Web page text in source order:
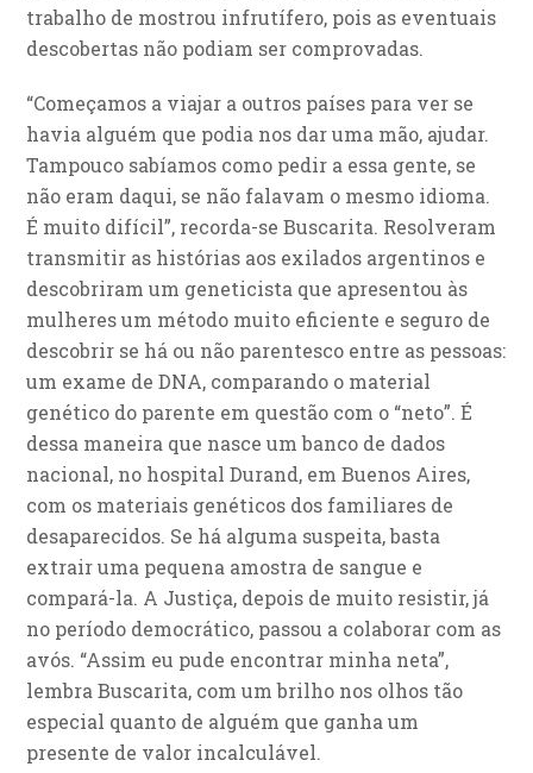
trabalho de mostrou infrutífero, pois as eventuais
descobertas não podiam ser comprovadas.
“Começamos a viajar a outros países para ver se
havia alguém que podia nos dar uma mão, ajudar.
Tampouco sabíamos como pedir a essa gente, se
não eram daqui, se não falavam o mesmo idioma.
É muito difícil”, recorda-se Buscarita. Resolveram
transmitir as histórias aos exilados argentinos e
descobriram um geneticista que apresentou às
mulheres um método muito eficiente e seguro de
descobrir se há ou não parentesco entre as pessoas:
um exame de DNA, comparando o material
genético do parente em questão com o “neto”. É
dessa maneira que nasce um banco de dados
nacional, no hospital Durand, em Buenos Aires,
com os materiais genéticos dos familiares de
desaparecidos. Se há alguma suspeita, basta
extrair uma pequena amostra de sangue e
compará-la. A Justiça, depois de muito resistir, já
no período democrático, passou a colaborar com as
avós. “Assim eu pude encontrar minha neta”,
lembra Buscarita, com um brilho nos olhos tão
especial quanto de alguém que ganha um
presente de valor incalculável.